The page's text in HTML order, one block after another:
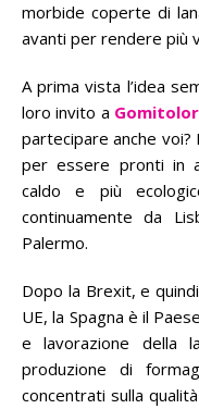
morbide coperte di
avanti per rendere più
A prima vista l’idea
loro invito a
partecipare anche voi?
per essere pronti in
caldo e più
continuamente da
Palermo.
Dopo la Brexit, e
UE, la Spagna è il
e lavorazione della
produzione di
concentrati sulla